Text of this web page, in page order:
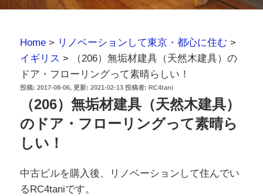
Home> リノベーションして東京・都心に住む >
イギリス >
（206）無垢材建具（天然木建具）の
ドア・フローリングって素晴らしい！
投
2017-08-06 2021-02-13投稿者: RC4tani
（206）無垢材建具（天然木建具）
のドア・フローリングって素晴ら
しい！
中古ビルを購入後、リノベーションして住んでい
るRC4taniです。